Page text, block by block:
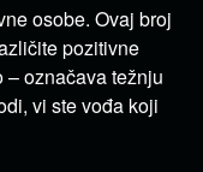
osobe. Ovaj broj
pozitivne
– označava težnju
vi ste vođa koji